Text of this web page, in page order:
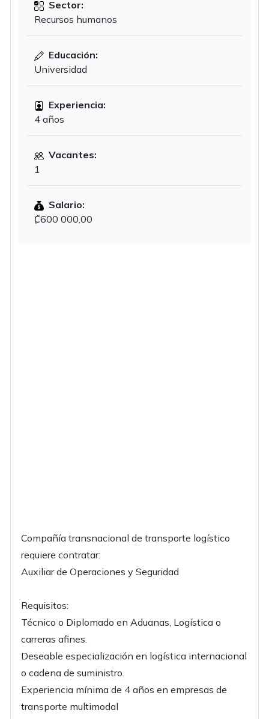
Sector:
Recursos humanos
Educación:
Universidad
Experiencia:
4 años
Vacantes:
1
Salario:
₡600 000,00
Compañía transnacional de transporte logístico
requiere contratar:
Auxiliar de Operaciones y Seguridad
Requisitos:
Técnico o Diplomado en Aduanas, Logística o
carreras afines.
Deseable especialización en logística internacional
o cadena de suministro.
Experiencia mínima de 4 años en empresas de
transporte multimodal